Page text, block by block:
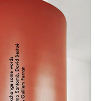
Conversation.